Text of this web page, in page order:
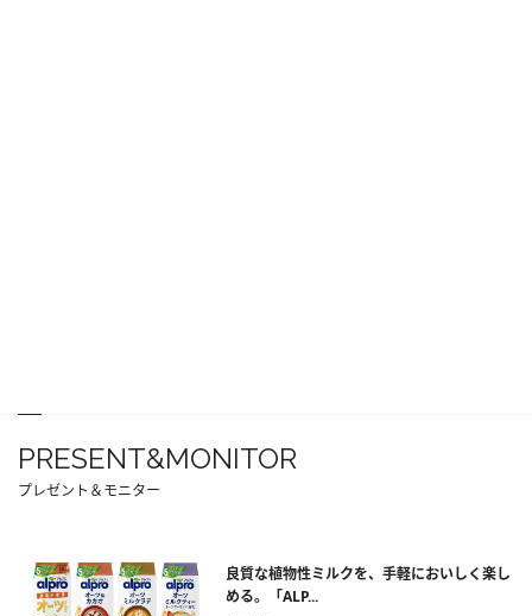
PRESENT&MONITOR
プレゼント＆モニター
良質な植物性ミルクを、手軽においしく楽し
める。「ALP...